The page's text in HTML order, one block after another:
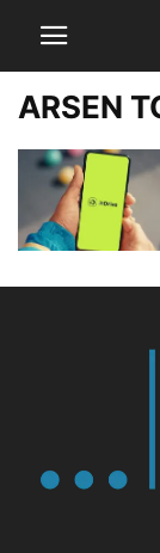
ARSEN